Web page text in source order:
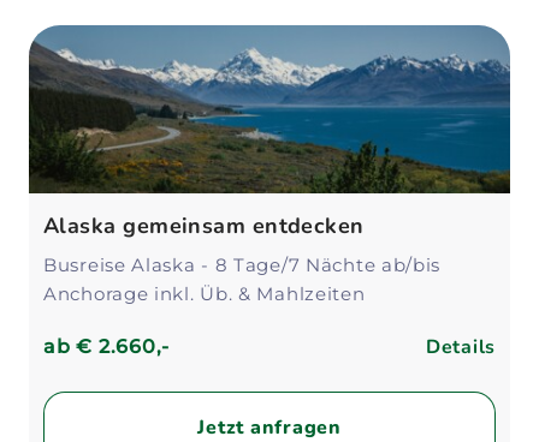
Alaska gemeinsam entdecken
Busreise Alaska - 8 Tage/7 Nächte ab/bis
Anchorage inkl. Üb. & Mahlzeiten
ab€ 2.660,- Details
Jetzt anfragen